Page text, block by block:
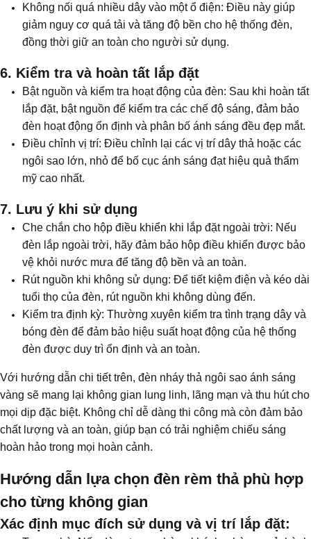
Không nối quá nhiều dây vào một ổ điện: Điều này giúp
giảm nguy cơ quá tải và tăng độ bền cho hệ thống đèn,
đồng thời giữ an toàn cho người sử dụng.
6. Kiểm tra và hoàn tất lắp đặt
Bật nguồn và kiểm tra hoạt động của đèn: Sau khi hoàn tất
lắp đặt, bật nguồn để kiểm tra các chế độ sáng, đảm bảo
đèn hoạt động ổn định và phân bố ánh sáng đều đẹp mắt.
Điều chỉnh vị trí: Điều chỉnh lại các vị trí dây thả hoặc các
ngôi sao lớn, nhỏ để bố cục ánh sáng đạt hiệu quả thẩm
mỹ cao nhất.
7. Lưu ý khi sử dụng
Che chắn cho hộp điều khiển khi lắp đặt ngoài trời: Nếu
đèn lắp ngoài trời, hãy đảm bảo hộp điều khiển được bảo
vệ khỏi nước mưa để tăng độ bền và an toàn.
Rút nguồn khi không sử dụng: Để tiết kiệm điện và kéo dài
tuổi thọ của đèn, rút nguồn khi không dùng đến.
Kiểm tra định kỳ: Thường xuyên kiểm tra tình trạng dây và
bóng đèn để đảm bảo hiệu suất hoạt động của hệ thống
đèn được duy trì ổn định và an toàn.
Với hướng dẫn chi tiết trên, đèn nháy thả ngôi sao ánh sáng
vàng sẽ mang lại không gian lung linh, lãng mạn và thu hút cho
mọi dịp đặc biệt. Không chỉ dễ dàng thi công mà còn đảm bảo
chất lượng và an toàn, giúp bạn có trải nghiệm chiếu sáng
hoàn hảo trong mọi hoàn cảnh.
Hướng dẫn lựa chọn đèn rèm thả phù hợp
cho từng không gian
Xác định mục đích sử dụng và vị trí lắp đặt: